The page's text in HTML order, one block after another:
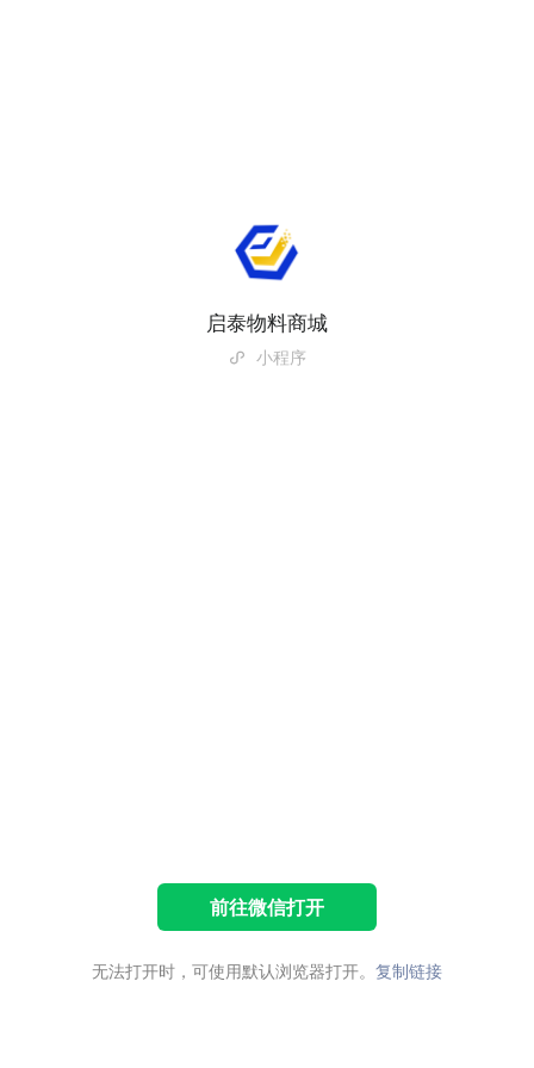
启泰物料商城
小程序
前往微信打开
无法打开时，可使用默认浏览器打开。 复制链接